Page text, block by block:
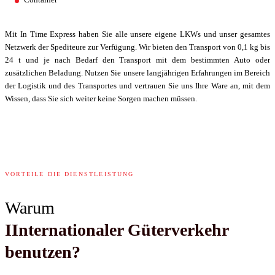
Mit In Time Express haben Sie alle unsere eigene LKWs und unser gesamtes
Netzwerk der Spediteure zur Verfügung. Wir bieten den Transport von 0,1 kg bis
24 t und je nach Bedarf den Transport mit dem bestimmten Auto oder
zusätzlichen Beladung. Nutzen Sie unsere langjährigen Erfahrungen im Bereich
der Logistik und des Transportes und vertrauen Sie uns Ihre Ware an, mit dem
Wissen, dass Sie sich weiter keine Sorgen machen müssen.
VORTEILE DIE DIENSTLEISTUNG
Warum
IInternationaler Güterverkehr
benutzen?